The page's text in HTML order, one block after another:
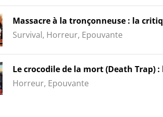
Massacre à la tronçonneuse : la
Survival, Horreur, Epouvante
Le crocodile de la mort (Death
Horreur, Epouvante